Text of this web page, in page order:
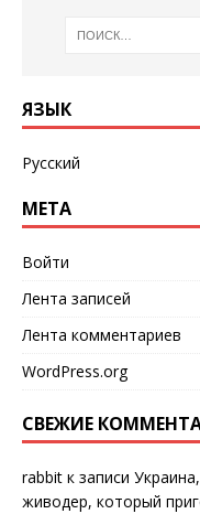
ЯЗЫК
Русский
МЕТА
Войти
Лента записей
Лента комментариев
WordPress.org
СВЕЖИЕ
rabbit к записи
живодер, который